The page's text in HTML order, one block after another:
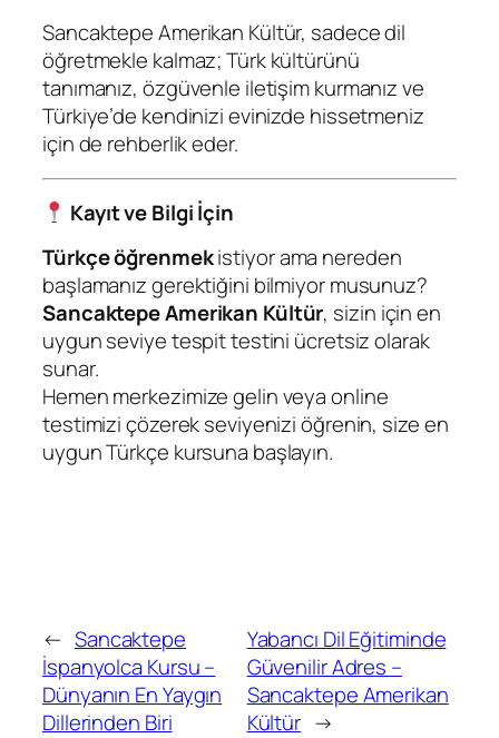
Sancaktepe Amerikan Kültür, sadece dil
öğretmekle kalmaz; Türk kültürünü
tanımanız, özgüvenle iletişim kurmanız ve
Türkiye’de kendinizi evinizde hissetmeniz
için de rehberlik eder.
Kayıt ve Bilgi İçin
Türkçe öğrenmekistiyor ama nereden
başlamanız gerektiğini bilmiyor musunuz?
Sancaktepe Amerikan Kültür, sizin için en
uygun seviye tespit testini ücretsiz olarak
sunar.
Hemen merkezimize gelin veya online
testimizi çözerek seviyenizi öğrenin, size en
uygun Türkçe kursuna başlayın.
← Sancaktepe
İspanyolca Kursu –
Dünyanın En Yaygın
Dillerinden Biri
Yabancı Dil Eğitiminde
Güvenilir Adres –
Sancaktepe Amerikan
Kültür →